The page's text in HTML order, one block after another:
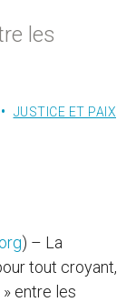
les
JUSTICE ET PAIX
) – La
tout croyant,
entre les